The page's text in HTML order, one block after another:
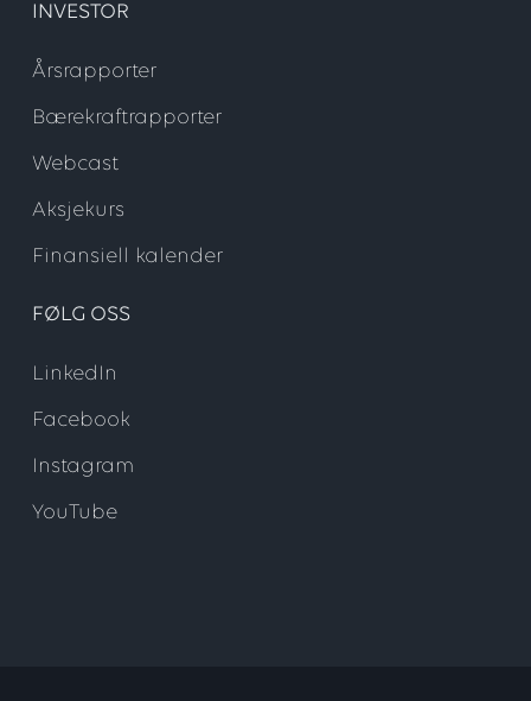
INVESTOR
Årsrapporter
Bærekraftrapporter
Webcast
Aksjekurs
Finansiell kalender
FØLG OSS
LinkedIn
Facebook
Instagram
YouTube